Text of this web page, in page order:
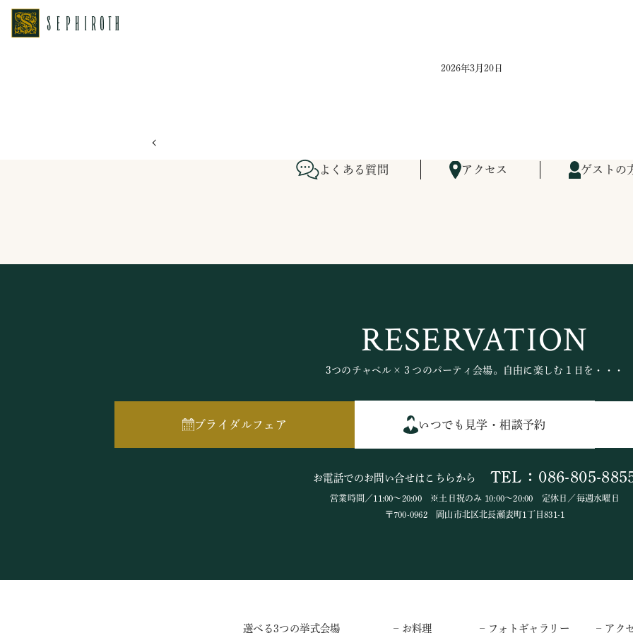
2026年3月20日
よくある質問 アクセス ゲストの
RESERVATION
3つのチャペル×３つのパーティ会場。自由に楽しむ１日を・・・
ブライダルフェア いつでも見学・相談予約
お電話でのお問い合せはこちらから TEL：086-805-
営業時間／11:00～20:00 ※土日祝のみ 10:00～20:00 定休日／毎週水曜日
〒700-0962 岡山市北区北長瀬表町1丁目831-1
選べる3つの挙式会場 – お料理 – フォトギャラリー – アク